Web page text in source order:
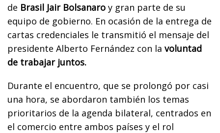
de Brasil Jair Bolsanaro y gran parte de su
equipo de gobierno. En ocasión de la entrega de
cartas credenciales le transmitió el mensaje del
presidente Alberto Fernández con la voluntad
de trabajar juntos.
Durante el encuentro, que se prolongó por casi
una hora, se abordaron también los temas
prioritarios de la agenda bilateral, centrados en
el comercio entre ambos países y el rol